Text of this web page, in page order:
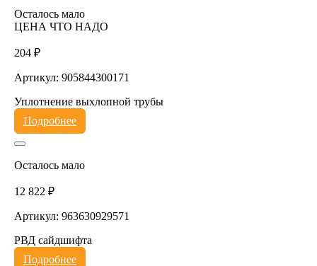
Осталось мало
ЦЕНА ЧТО НАДО
204 ₽
Артикул: 905844300171
Уплотнение выхлопной трубы
Подробнее
Осталось мало
12 822 ₽
Артикул: 963630929571
РВД сайдшифта
Подробнее